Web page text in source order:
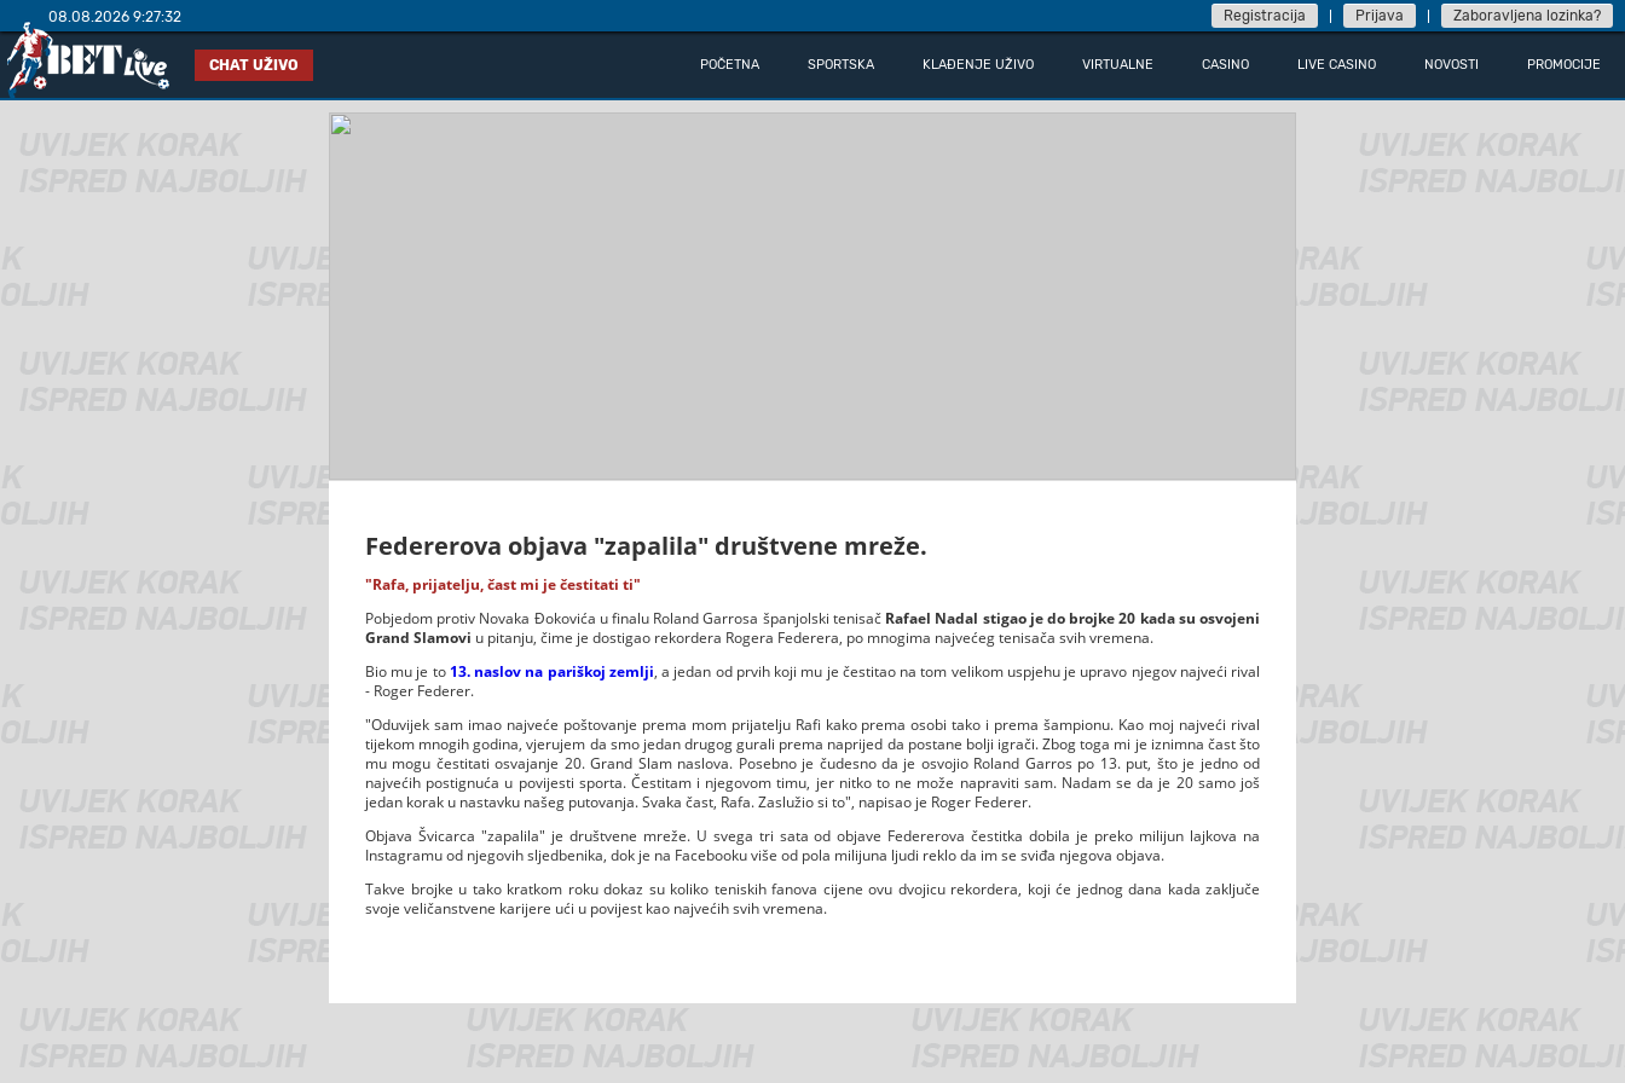
08.08.2026 9:27:32 Registracija Prijava Zaboravljena lozinka?
CHAT UŽIVO POČETNA SPORTSKA KLAĐENJE UŽIVO VIRTUALNE CASINO LIVE CASINO NOVOSTI PROMOCIJE
Federerova objava "zapalila" društvene mreže.
"Rafa, prijatelju, čast mi je čestitati ti"
Pobjedom protiv Novaka Đokovića u finalu Roland Garrosa španjolski tenisač Rafael Nadal stigao je do brojke 20 kada su osvojeni
Grand Slamovi u pitanju, čime je dostigao rekordera Rogera Federera, po mnogima najvećeg tenisača svih vremena.
Bio mu je to 13. naslov na pariškoj zemlji, a jedan od prvih koji mu je čestitao na tom velikom uspjehu je upravo njegov najveći rival
- Roger Federer.
"Oduvijek sam imao najveće poštovanje prema mom prijatelju Rafi kako prema osobi tako i prema šampionu. Kao moj najveći rival
tijekom mnogih godina, vjerujem da smo jedan drugog gurali prema naprijed da postane bolji igrači. Zbog toga mi je iznimna čast što
mu mogu čestitati osvajanje 20. Grand Slam naslova. Posebno je čudesno da je osvojio Roland Garros po 13. put, što je jedno od
najvećih postignuća u povijesti sporta. Čestitam i njegovom timu, jer nitko to ne može napraviti sam. Nadam se da je 20 samo još
jedan korak u nastavku našeg putovanja. Svaka čast, Rafa. Zaslužio si to", napisao je Roger Federer.
Objava Švicarca "zapalila" je društvene mreže. U svega tri sata od objave Federerova čestitka dobila je preko milijun lajkova na
Instagramu od njegovih sljedbenika, dok je na Facebooku više od pola milijuna ljudi reklo da im se sviđa njegova objava.
Takve brojke u tako kratkom roku dokaz su koliko teniskih fanova cijene ovu dvojicu rekordera, koji će jednog dana kada zaključe
svoje veličanstvene karijere ući u povijest kao najvećih svih vremena.